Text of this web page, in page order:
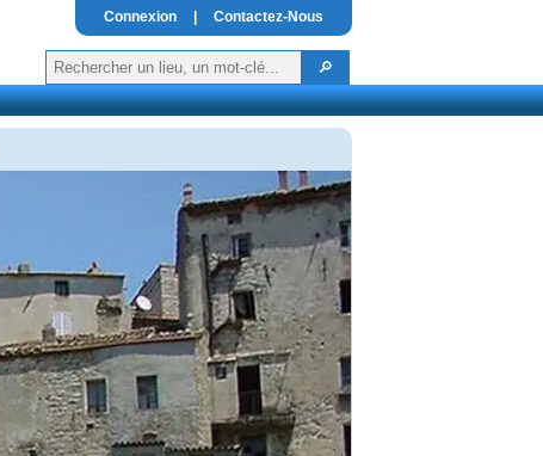
Connexion Contactez-Nous